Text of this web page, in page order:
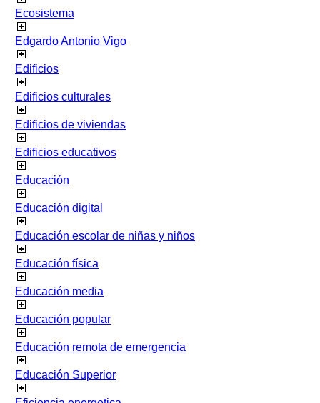
Ecosistema
Edgardo Antonio Vigo
Edificios
Edificios culturales
Edificios de viviendas
Edificios educativos
Educación
Educación digital
Educación escolar de niñas y niños
Educación física
Educación media
Educación popular
Educación remota de emergencia
Educación Superior